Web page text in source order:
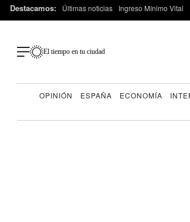
Destacamos: Últimas noticias Ingreso Mínimo Vital
El tiempo en tu ciudad
OPINIÓN ESPAÑA ECONOMÍA